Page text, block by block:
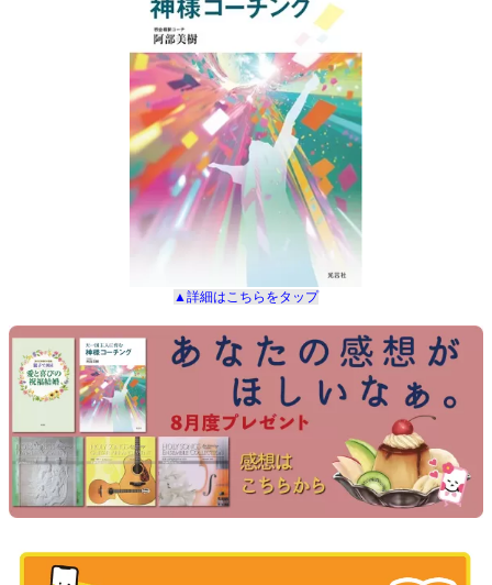
▲詳細は こちらをタップ